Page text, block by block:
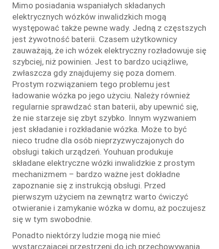
Mimo posiadania wspaniałych składanych
elektrycznych wózków inwalidzkich mogą
występować także pewne wady. Jedną z częstszych
jest żywotność baterii. Czasem użytkownicy
zauważają, że ich wózek elektryczny rozładowuje się
szybciej, niż powinien. Jest to bardzo uciążliwe,
zwłaszcza gdy znajdujemy się poza domem.
Prostym rozwiązaniem tego problemu jest
ładowanie wózka po jego użyciu. Należy również
regularnie sprawdzać stan baterii, aby upewnić się,
że nie starzeje się zbyt szybko. Innym wyzwaniem
jest składanie i rozkładanie wózka. Może to być
nieco trudne dla osób nieprzyzwyczajonych do
obsługi takich urządzeń. Youhuan produkuje
składane elektryczne wózki inwalidzkie z prostym
mechanizmem – bardzo ważne jest dokładne
zapoznanie się z instrukcją obsługi. Przed
pierwszym użyciem na zewnątrz warto ćwiczyć
otwieranie i zamykanie wózka w domu, aż poczujesz
się w tym swobodnie.
Ponadto niektórzy ludzie mogą nie mieć
wystarczającej przestrzeni do ich przechowywania.